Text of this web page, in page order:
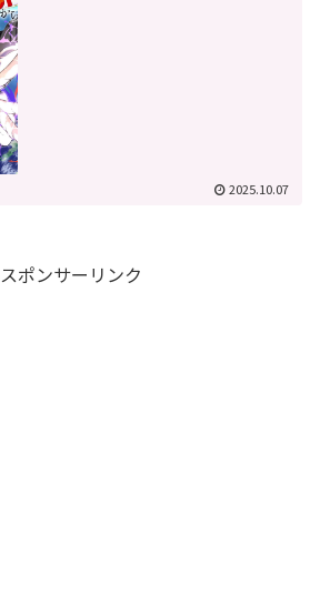
2025.10.07
スポンサーリンク